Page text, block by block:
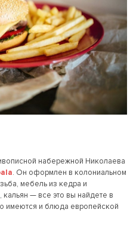
набережной Николаева
. Он оформлен в колониальном
мебель из кедра и
, кальян — все это вы найдете в
имеются и блюда европейской